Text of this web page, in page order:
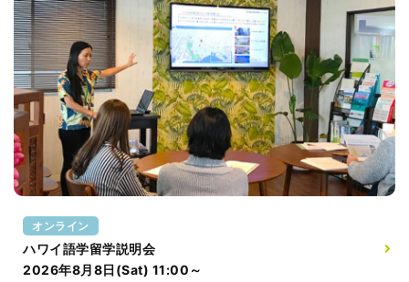
オンライン
ハワイ語学留学説明会
2026年8月8日(Sat) 11:00～